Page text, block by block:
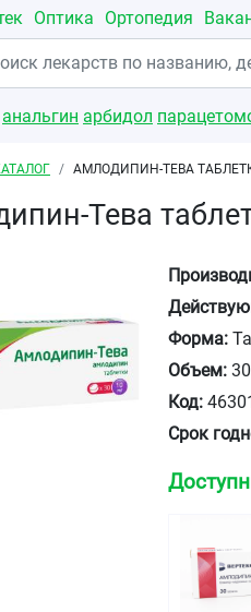
Оптика Ортопедия
анальгин арбидол
АМЛОДИПИН-ТЕВА
Тева
Форма:
Объем:
Код:
Срок